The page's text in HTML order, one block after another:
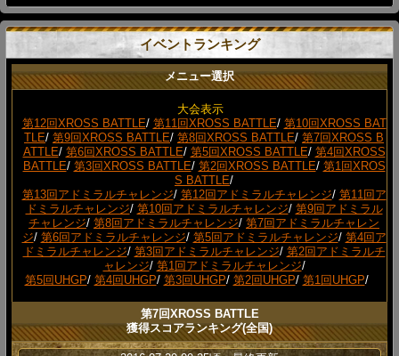
イベントランキング
メニュー選択
大会表示
第12回XROSS BATTLE/ 第11回XROSS BATTLE/ 第10回XROSS BAT
TLE/ 第9回XROSS BATTLE/ 第8回XROSS BATTLE/ 第7回XROSS B
ATTLE/ 第6回XROSS BATTLE/ 第5回XROSS BATTLE/ 第4回XROSS
BATTLE/ 第3回XROSS BATTLE/ 第2回XROSS BATTLE/ 第1回XROS
S BATTLE/
第13回アドミラルチャレンジ/ 第12回アドミラルチャレンジ/ 第11回ア
ドミラルチャレンジ/ 第10回アドミラルチャレンジ/ 第9回アドミラル
チャレンジ/ 第8回アドミラルチャレンジ/ 第7回アドミラルチャレン
ジ/ 第6回アドミラルチャレンジ/ 第5回アドミラルチャレンジ/ 第4回ア
ドミラルチャレンジ/ 第3回アドミラルチャレンジ/ 第2回アドミラルチ
ャレンジ/ 第1回アドミラルチャレンジ/
第5回UHGP/ 第4回UHGP/ 第3回UHGP/ 第2回UHGP/ 第1回UHGP/
第7回XROSS BATTLE
獲得スコアランキング(全国)